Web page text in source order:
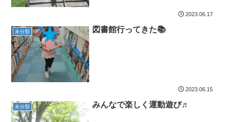
2023.06.17
未分類 図書館行ってきた📚
2023.06.15
未分類 みんなで楽しく運動遊び♬